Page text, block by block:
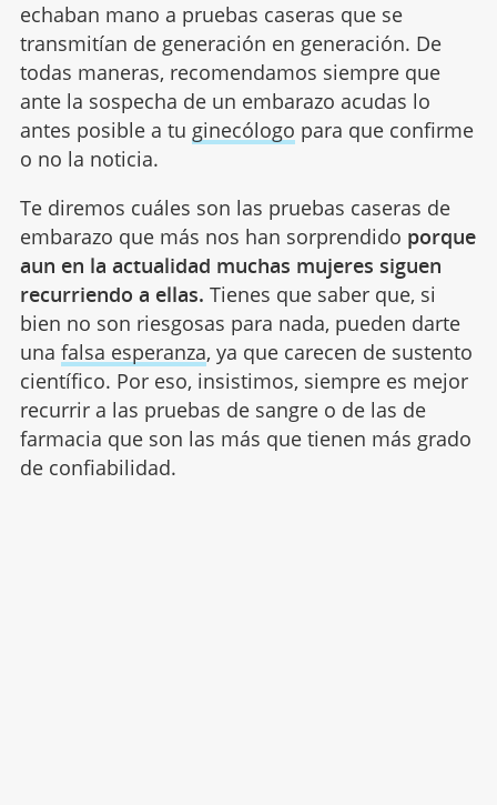
echaban mano a pruebas caseras que se
transmitían de generación en generación. De
todas maneras, recomendamos siempre que
ante la sospecha de un embarazo acudas lo
antes posible a tu ginecólogo para que confirme
o no la noticia.
Te diremos cuáles son las pruebas caseras de
embarazo que más nos han sorprendido porque
aun en la actualidad muchas mujeres siguen
recurriendo a ellas. Tienes que saber que, si
bien no son riesgosas para nada, pueden darte
una falsa esperanza, ya que carecen de sustento
científico. Por eso, insistimos, siempre es mejor
recurrir a las pruebas de sangre o de las de
farmacia que son las más que tienen más grado
de confiabilidad.